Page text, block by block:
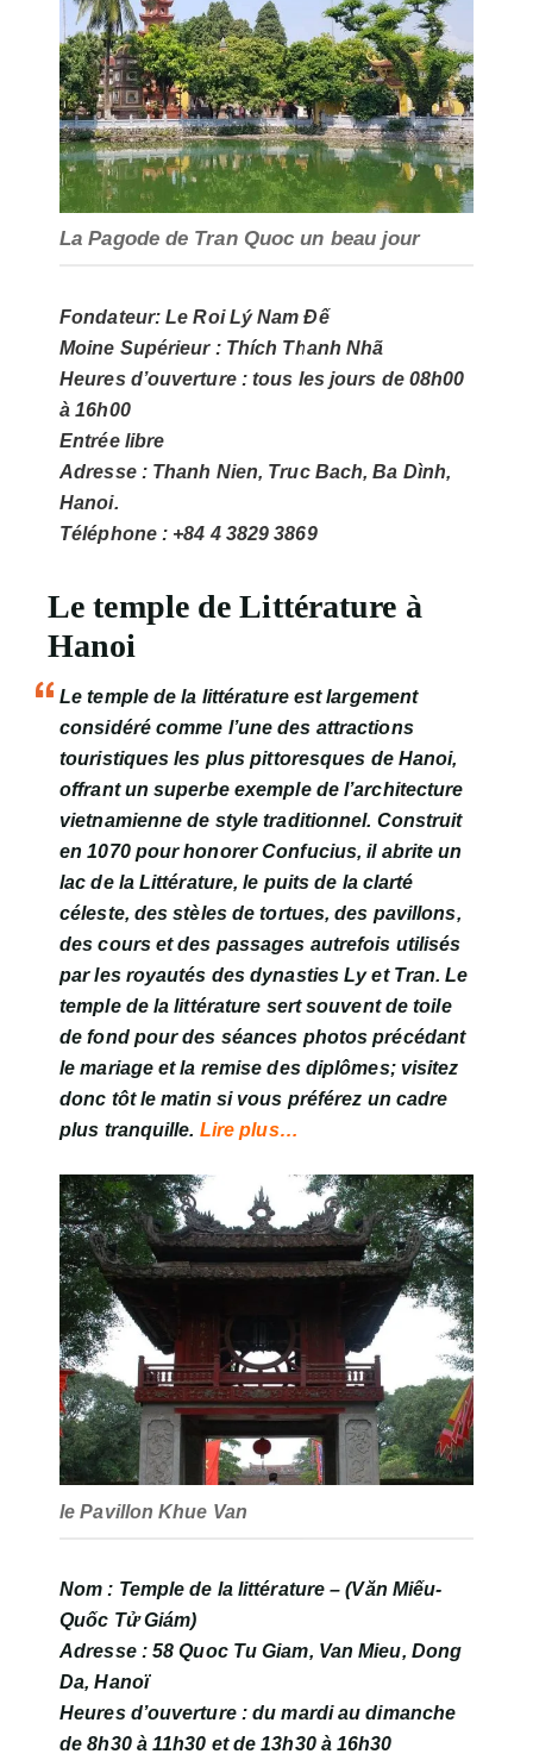
La Pagode de Tran Quoc un beau jour
Fondateur: Le Roi Lý Nam Đế
Moine Supérieur: Thích Thanh Nhã
Heures d’ouverture: tous les jours de 08h00
à 16h00
Entrée libre
Adresse : Thanh Nien, Truc Bach, Ba Dình,
Hanoi.
Téléphone : +84 4 3829 3869
Le temple de Littérature à
Hanoi
Le temple de la littérature est largement
considéré comme l’une des attractions
touristiques les plus pittoresques de Hanoi,
offrant un superbe exemple de l’architecture
vietnamienne de style traditionnel. Construit
en 1070 pour honorer Confucius, il abrite un
lac de la Littérature, le puits de la clarté
céleste, des stèles de tortues, des pavillons,
des cours et des passages autrefois utilisés
par les royautés des dynasties Ly et Tran. Le
temple de la littérature sert souvent de toile
de fond pour des séances photos précédant
le mariage et la remise des diplômes; visitez
donc tôt le matin si vous préférez un cadre
plus tranquille. Lire plus…
le Pavillon Khue Van
Nom : Temple de la littérature – (Văn Miếu-
Quốc Tử Giám)
Adresse: 58 Quoc Tu Giam, Van Mieu, Dong
Da, Hanoï
Heures d’ouverture: du mardi au dimanche
de 8h30 à 11h30 et de 13h30 à 16h30